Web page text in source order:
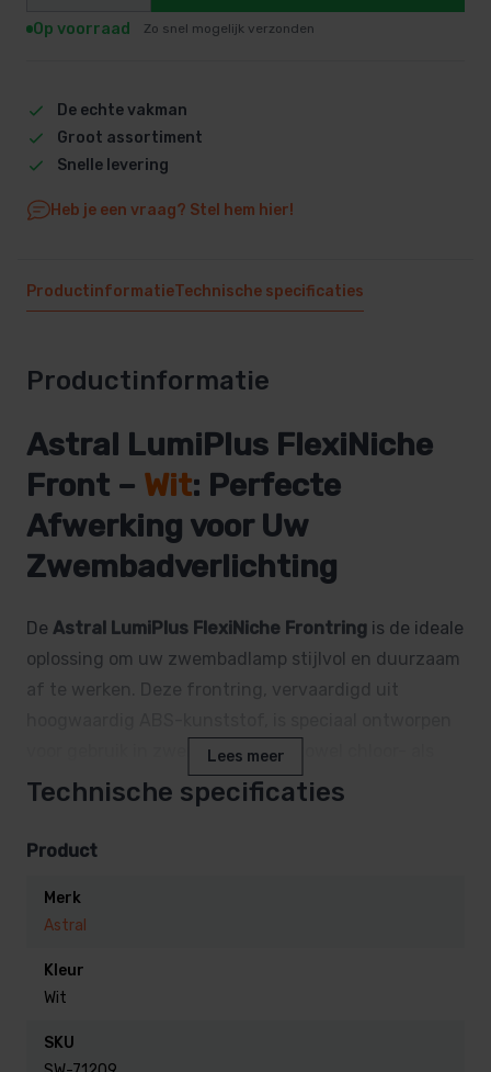
Op voorraad Zo snel mogelijk verzonden
De echte vakman
Groot assortiment
Snelle levering
Heb je een vraag? Stel hem hier!
ProductinformatieTechnische specificaties
Productinformatie
Astral LumiPlus FlexiNiche
Front – Wit: Perfecte
Afwerking voor Uw
Zwembadverlichting
De Astral LumiPlus FlexiNiche Frontring is de ideale
oplossing om uw zwembadlamp stijlvol en duurzaam
af te werken. Deze frontring, vervaardigd uit
voor gebruik in zwembaden met zowel chloor- als
zoutwater. Dankzij het stevige en duurzame
materiaal blijft de frontring bestand tegen
langdurige blootstelling aan
FlexiNiche Front:
Eenvoudige installatie
eenvoudig in de bestaande nis, en draai deze
Lees meer
Technische specificaties
Product
Merk
Astral
Kleur
Wit
SKU